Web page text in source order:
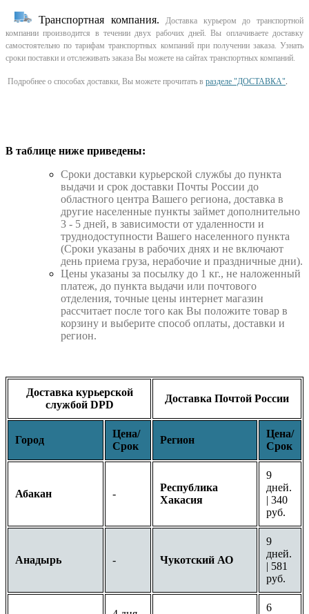
Транспортная компания.
Доставка курьером до транспортной
компании производится в течении двух рабочих дней. Вы оплачиваете доставку
самостоятельно по тарифам транспортных компаний при получении заказа. Узнать
сроки поставки и отслеживать заказа Вы можете на сайтах транспортных компаний.
Подробнее о способах доставки, Вы можете прочитать в разделе "ДОСТАВКА"
В таблице ниже приведены:
Cроки доставки курьерской службы до пункта
выдачи и срок доставки Почты России до
областного центра Вашего региона, доставка в
другие населенные пункты займет дополнительно
3 - 5 дней, в зависимости от удаленности и
труднодоступности Вашего населенного пункта
(Сроки указаны в рабочих днях и не включают
день приема груза, нерабочие и праздничные дни).
Цены указаны за посылку до 1 кг., не наложенный
платеж, до пункта выдачи или почтового
отделения, точные цены интернет магазин
рассчитает после того как Вы положите товар в
корзину и выберите способ оплаты, доставки и
регион.
Доставка курьерской
службой DPD
Доставка Почтой России
Город
Цена/
Срок
Регион
Цена/
Срок
Абакан -
Республика
Хакасия
9
дней.
| 340
руб.
Анадырь - Чукотский АО
9
дней.
| 581
руб.
6